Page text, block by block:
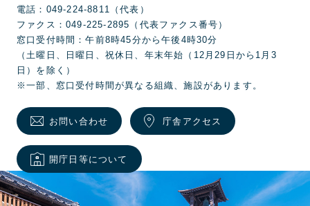
電話：049-224-8811（代表）
ファクス：049-225-2895（代表ファクス番号）
窓口受付時間：午前8時45分から午後4時30分
（土曜日、日曜日、祝休日、年末年始（12月29日から1月3
日）を除く）
※一部、窓口受付時間が異なる組織、施設があります。
お問い合わせ 庁舎アクセス
開庁日等について